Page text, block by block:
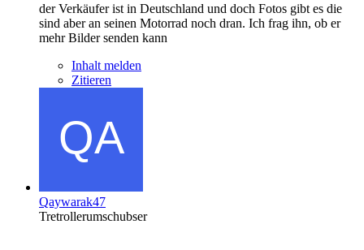
der Verkäufer ist in Deutschland und doch Fotos gibt es die
sind aber an seinen Motorrad noch dran. Ich frag ihn, ob er
mehr Bilder senden kann
Inhalt melden
Zitieren
Qaywarak47
Tretrollerumschubser